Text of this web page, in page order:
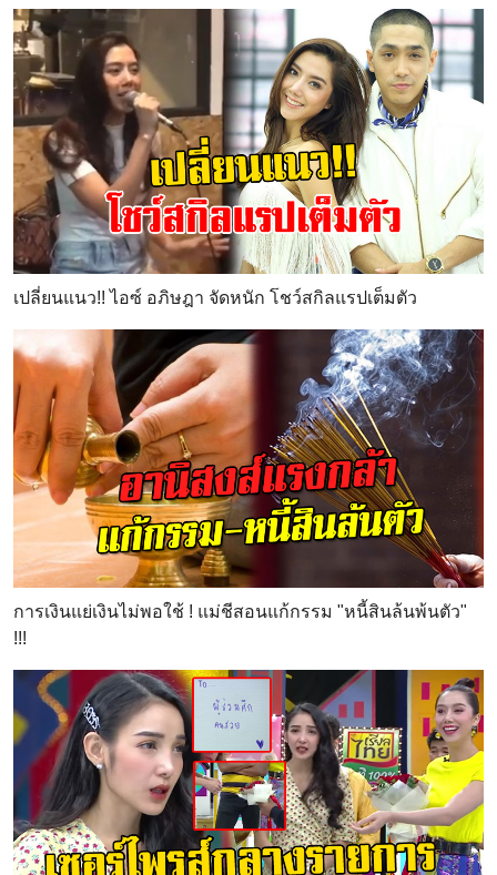
เปลี่ยนแนว!! ไอซ์ อภิษฎา จัดหนัก โชว์สกิลแรปเต็มตัว
การเงินแย่เงินไม่พอใช้ ! แม่ชีสอนแก้กรรม "หนี้สินล้นพ้นตัว"
!!!